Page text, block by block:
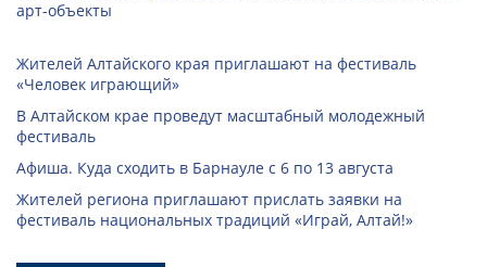
арт-объекты
Жителей Алтайского края приглашают на фестиваль
«Человек играющий»
В Алтайском крае проведут масштабный молодежный
фестиваль
Афиша. Куда сходить в Барнауле с 6 по 13 августа
Жителей региона приглашают прислать заявки на
фестиваль национальных традиций «Играй, Алтай!»